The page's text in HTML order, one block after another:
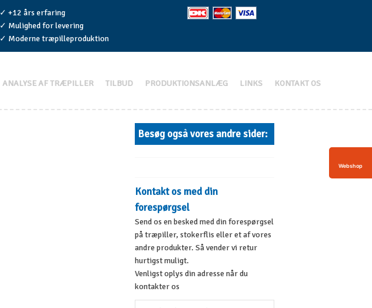
✓ +12 års erfaring
​✓ Mulighed for levering
​✓ Moderne træpilleproduktion
ANALYSE AF TRÆPILLER TILBUD PRODUKTIONSANLÆG LINKS KONTAKT OS
Webshop
Besøg også vores andre sider​:
​Kontakt os med din
forespørgsel
Send os en besked med din forespørgsel
på træpiller, stokerflis eller et af vores
andre produkter. Så vender vi retur
hurtigst muligt.
Venligst oplys din adresse når du
kontakter os